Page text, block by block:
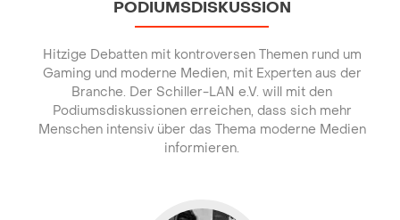
PODIUMSDISKUSSION
Hitzige Debatten mit kontroversen Themen rund um
Gaming und moderne Medien, mit Experten aus der
Branche. Der Schiller-LAN e.V. will mit den
Podiumsdiskussionen erreichen, dass sich mehr
Menschen intensiv über das Thema moderne Medien
informieren.